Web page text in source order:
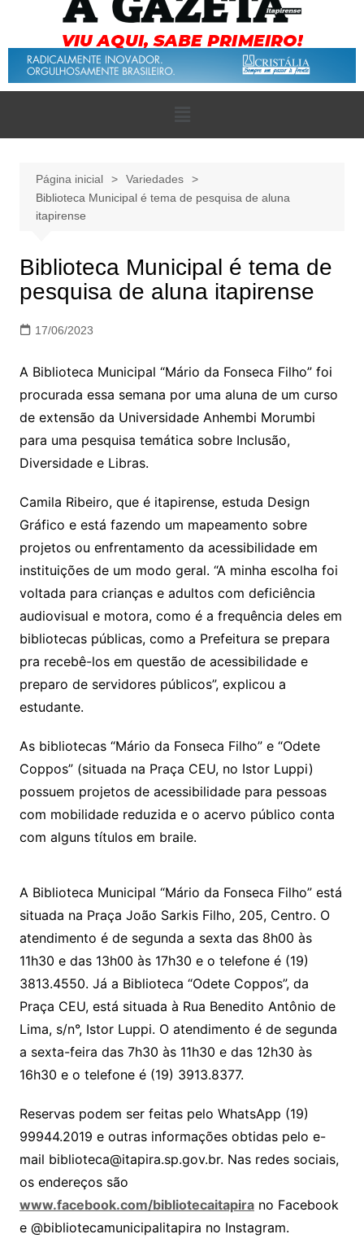
Página inicial
Variedades
Biblioteca Municipal é tema de pesquisa de aluna
itapirense
Biblioteca Municipal é tema de
pesquisa de aluna itapirense
17/06/2023
A Biblioteca Municipal “Mário da Fonseca Filho” foi
procurada essa semana por uma aluna de um curso
de extensão da Universidade Anhembi Morumbi
para uma pesquisa temática sobre Inclusão,
Diversidade e Libras.
Camila Ribeiro, que é itapirense, estuda Design
Gráfico e está fazendo um mapeamento sobre
projetos ou enfrentamento da acessibilidade em
instituições de um modo geral. “A minha escolha foi
voltada para crianças e adultos com deficiência
audiovisual e motora, como é a frequência deles em
bibliotecas públicas, como a Prefeitura se prepara
pra recebê-los em questão de acessibilidade e
preparo de servidores públicos”, explicou a
estudante.
As bibliotecas “Mário da Fonseca Filho” e “Odete
Coppos” (situada na Praça CEU, no Istor Luppi)
possuem projetos de acessibilidade para pessoas
com mobilidade reduzida e o acervo público conta
com alguns títulos em braile.
A Biblioteca Municipal “Mário da Fonseca Filho” está
situada na Praça João Sarkis Filho, 205, Centro. O
atendimento é de segunda a sexta das 8h00 às
11h30 e das 13h00 às 17h30 e o telefone é (19)
3813.4550. Já a Biblioteca “Odete Coppos”, da
Praça CEU, está situada à Rua Benedito Antônio de
Lima, s/n°, Istor Luppi. O atendimento é de segunda
a sexta-feira das 7h30 às 11h30 e das 12h30 às
16h30 e o telefone é (19) 3913.8377.
Reservas podem ser feitas pelo WhatsApp (19)
99944.2019 e outras informações obtidas pelo e-
mail biblioteca@itapira.sp.gov.br. Nas redes sociais,
os endereços são
www.facebook.com/bibliotecaitapirano Facebook
e @bibliotecamunicipalitapira no Instagram.